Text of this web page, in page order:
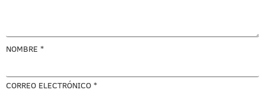
NOMBRE *
CORREO ELECTRÓNICO *